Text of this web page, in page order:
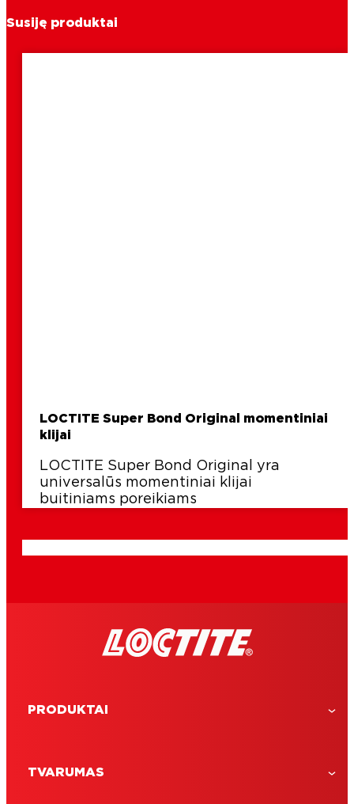
Susiję produktai
LOCTITE Super Bond Original momentiniai
klijai
LOCTITE Super Bond Original yra
universalūs momentiniai klijai
buitiniams poreikiams
PRODUKTAI
TVARUMAS